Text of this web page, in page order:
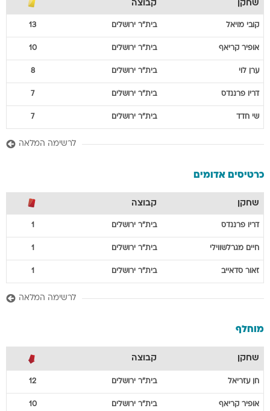
שחקן קבוצה
קובי מויאל בית"ר ירושלים 13
אופיר קריאף בית"ר ירושלים 10
ערן לוי בית"ר ירושלים 8
דריו פרננדס בית"ר ירושלים 7
שי חדד בית"ר ירושלים 7
לרשימה המלאה
כרטיסים אדומים
שחקן קבוצה
דריו פרננדס בית"ר ירושלים 1
חיים מגרלשווילי בית"ר ירושלים 1
זאור סדאייב בית"ר ירושלים 1
לרשימה המלאה
מוחלף
שחקן קבוצה
חן עזריאל בית"ר ירושלים 12
אופיר קריאף בית"ר ירושלים 10